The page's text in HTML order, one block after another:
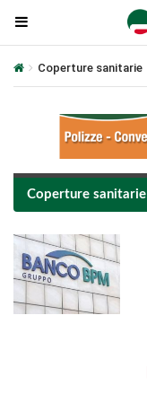
Coperture sanitarie
Coperture sanitarie